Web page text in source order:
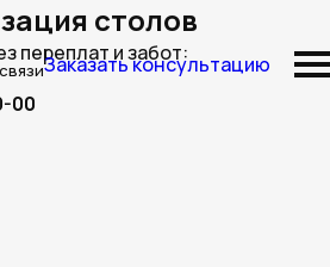
00
Заказать консультацию
столов
переплат и забот: